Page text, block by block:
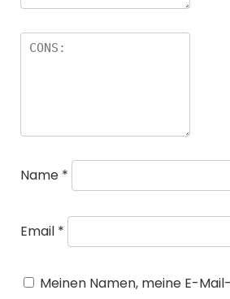
Name *
Email *
Meinen Namen, meine E-